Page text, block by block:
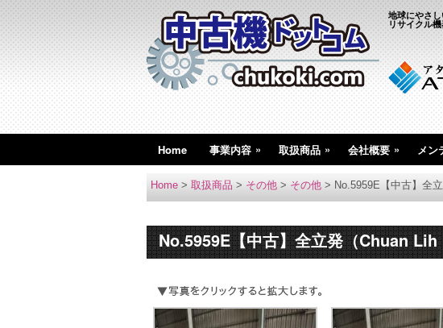
地球にやさ
リサイクル
Home 事業内容 » 取扱商品 » 会社概要 » メン
Home > 取扱商品 > その他 > その他 > No.5959E【中古】全
No.5959E【中古】全立発（Chuan